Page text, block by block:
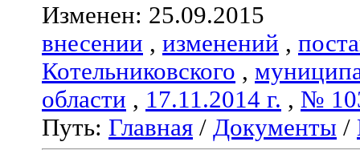
Изменен: 25.09.2015
внесении , изменений ,
Котельниковского ,
области , 17.11.2014 г. , №
Путь: Главная / Документы /